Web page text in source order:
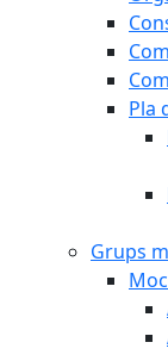
Pla
Grups